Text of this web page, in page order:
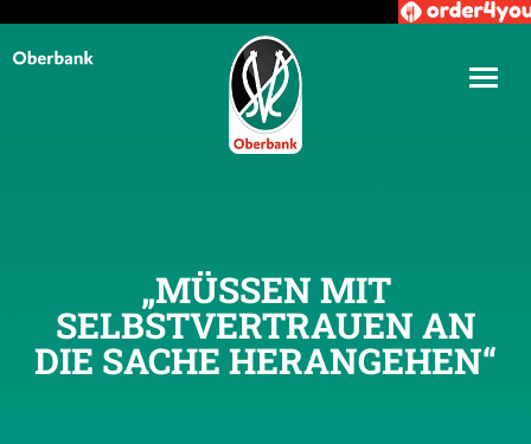
„MÜSSEN MIT
SELBSTVERTRAUEN AN
DIE SACHE HERANGEHEN“